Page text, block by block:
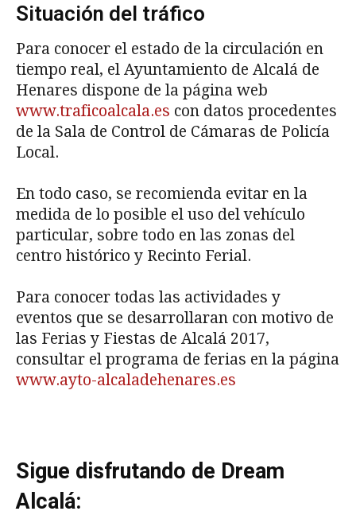
Situación del tráfico
Para conocer el estado de la circulación en
tiempo real, el Ayuntamiento de Alcalá de
Henares dispone de la página web
www.traficoalcala.es con datos procedentes
de la Sala de Control de Cámaras de Policía
Local.
En todo caso, se recomienda evitar en la
medida de lo posible el uso del vehículo
particular, sobre todo en las zonas del
centro histórico y Recinto Ferial.
Para conocer todas las actividades y
eventos que se desarrollaran con motivo de
las Ferias y Fiestas de Alcalá 2017,
consultar el programa de ferias en la página
www.ayto-alcaladehenares.es
Sigue disfrutando de Dream
Alcalá: